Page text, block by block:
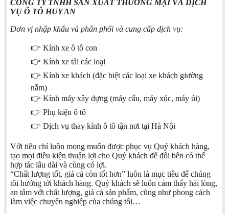
CÔNG TY TNHH SẢN XUÂT THƯƠNG MẠI VÀ DỊCH
VỤ Ô TÔ HUY AN
Đơn vị nhập khẩu và phân phối và cung cấp dịch vụ:
👉 Kính xe ô tô con
👉 Kính xe tải các loại
👉 Kính xe khách (đặc biệt các loại xe khách giường
nằm)
👉 Kính máy xây dựng (máy cẩu, máy xúc, máy ủi)
👉 Phụ kiện ô tô
👉 Dịch vụ thay kính ô tô tận nơi tại Hà Nội
Với tiêu chí luôn mong muốn được phục vụ Quý khách hàng,
tạo mọi điều kiện thuận lợi cho Quý khách để đôi bên có thể
hợp tác lâu dài và cùng có lợi.
“Chất lượng tốt, giá cả còn tốt hơn” luôn là mục tiêu để chúng
tôi hướng tới khách hàng. Quý khách sẽ luôn cảm thấy hài lòng,
an tâm với chất lượng, giá cả sản phẩm, cũng như phong cách
làm việc chuyên nghiệp của chúng tôi…